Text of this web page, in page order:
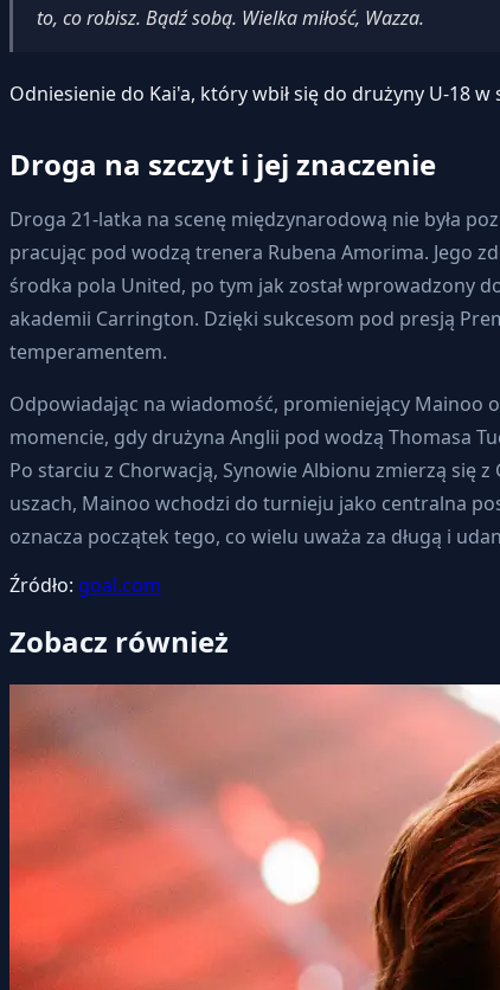
to, co robisz. Bądź sobą. Wielka miłość, Wazza.
Odniesienie do Kai'a, który wbił się do drużyny U-18
Droga na szczyt i jej znaczenie
Droga 21-latka na scenę międzynarodową nie była
pracując pod wodzą trenera Rubena Amorima. Jego
środka pola United, po tym jak został wprowadzony
akademii Carrington. Dzięki sukcesom pod presją
temperamentem.
Odpowiadając na wiadomość, promieniejący Mainoo
momencie, gdy drużyna Anglii pod wodzą Thomasa
Po starciu z Chorwacją, Synowie Albionu zmierzą się
uszach, Mainoo wchodzi do turnieju jako centralna
oznacza początek tego, co wielu uważa za długą i
Źródło: goal.com
Zobacz również